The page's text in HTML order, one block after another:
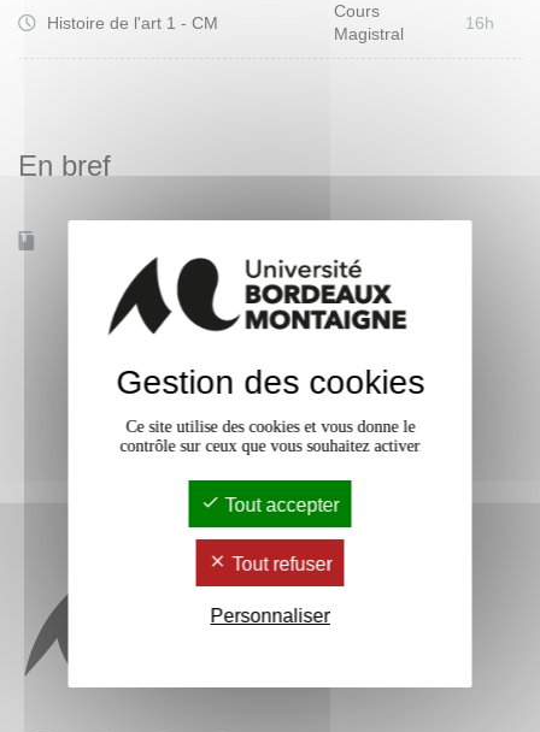
Histoire de l'art 1 - CM
Cours
Magistral
16h
En bref
Gestion des cookies
Ce site utilise des cookies et vous donne le
contrôle sur ceux que vous souhaitez activer
Tout accepter
Tout refuser
Personnaliser